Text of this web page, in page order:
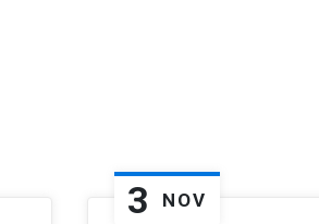
3 NOV